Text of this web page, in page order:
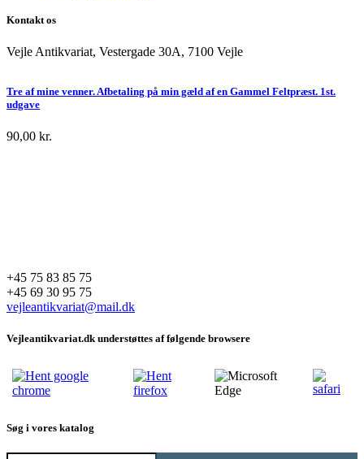
Tre af mine venner. Afbetaling på min gæld af en Gammel Feltpræst. 1st.
udgave
90,00 kr.
Kontakt os
Vejle Antikvariat, Vestergade 30A, 7100 Vejle
+45 75 83 85 75
+45 69 30 95 75
vejleantikvariat@mail.dk
Vejleantikvariat.dk understøttes af følgende browsere
Søg i vores katalog